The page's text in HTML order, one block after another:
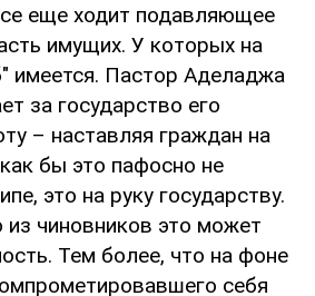
еще ходит подавляющее
имущих. У которых на
имеется. Пастор Аделаджа
за государство его
– наставляя граждан на
бы это пафосно не
это на руку государству.
из чиновников это может
Тем более, что на фоне
себя